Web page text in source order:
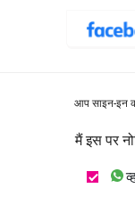
आप साइन-इन
मैं इस पर